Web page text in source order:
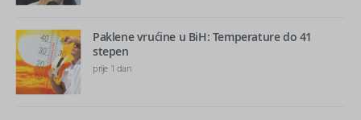
Paklene vrućine u BiH: Temperature do 41
stepen
prije 1 dan